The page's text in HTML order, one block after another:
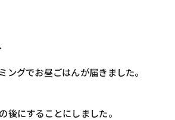
ングでお昼ごはんが届きました。
後にすることにしました。